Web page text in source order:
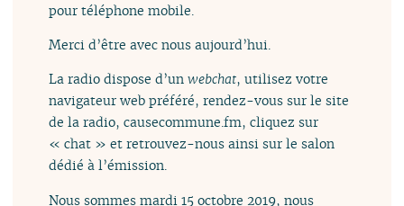
pour téléphone mobile.
Merci d’être avec nous aujourd’hui.
La radio dispose d’unwebchat, utilisez votre
navigateur web préféré, rendez-vous sur le site
de la radio, causecommune.fm, cliquez sur
« chat » et retrouvez-nous ainsi sur le salon
dédié à l’émission.
Nous sommes mardi 15 octobre 2019, nous